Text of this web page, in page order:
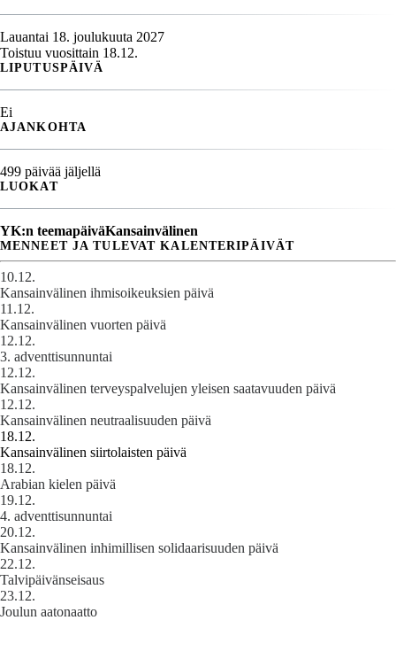
Lauantai 18. joulukuuta 2027
Toistuu vuosittain 18.12.
LIPUTUSPÄIVÄ
Ei
AJANKOHTA
499 päivää jäljellä
LUOKAT
YK:n teemapäiväKansainvälinen
MENNEET JA TULEVAT KALENTERIPÄIVÄT
10.12.
Kansainvälinen ihmisoikeuksien päivä
11.12.
Kansainvälinen vuorten päivä
12.12.
3. adventtisunnuntai
12.12.
Kansainvälinen terveyspalvelujen yleisen saatavuuden päivä
12.12.
Kansainvälinen neutraalisuuden päivä
18.12.
Kansainvälinen siirtolaisten päivä
18.12.
Arabian kielen päivä
19.12.
4. adventtisunnuntai
20.12.
Kansainvälinen inhimillisen solidaarisuuden päivä
22.12.
Talvipäivänseisaus
23.12.
Joulun aatonaatto